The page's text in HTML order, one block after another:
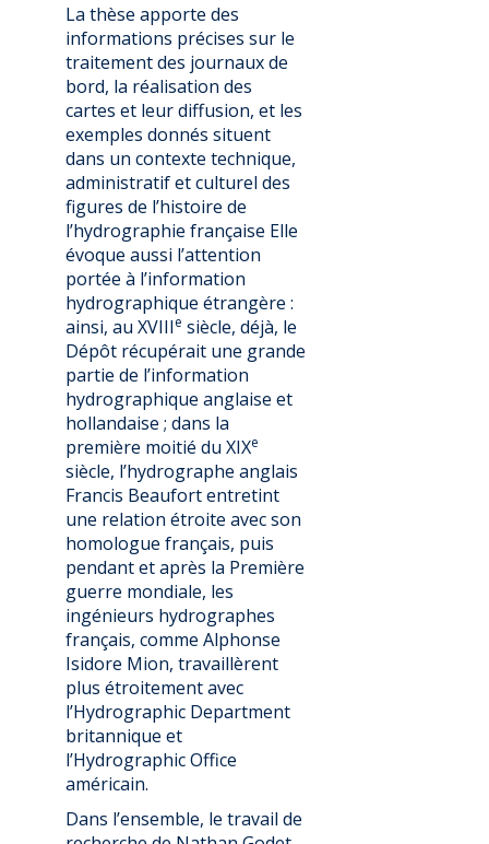
La thèse apporte des
informations précises sur le
traitement des journaux de
bord, la réalisation des
cartes et leur diffusion, et les
exemples donnés situent
dans un contexte technique,
administratif et culturel des
figures de l’histoire de
l’hydrographie française Elle
évoque aussi l’attention
portée à l’information
hydrographique étrangère :
ainsi, au XVIIIe siècle, déjà, le
Dépôt récupérait une grande
partie de l’information
hydrographique anglaise et
hollandaise ; dans la
première moitié du XIXe
siècle, l’hydrographe anglais
Francis Beaufort entretint
une relation étroite avec son
homologue français, puis
pendant et après la Première
guerre mondiale, les
ingénieurs hydrographes
français, comme Alphonse
Isidore Mion, travaillèrent
plus étroitement avec
l’Hydrographic Department
britannique et
l’Hydrographic Office
américain.
Dans l’ensemble, le travail de